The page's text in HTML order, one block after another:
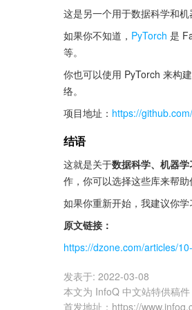
这是另一个用于数据科学和
如果你不知道， PyTorch 是
等。
你也可以使用 PyTorch 来构
络。
项目地址： https://
结语
这就是关于数据科学、机器
作，你可以选择这些库来帮助
如果你重新开始，我建议你
原文链接：
https://dzone.com/articles/
发表于: 2022-03-08
本文为 InfoQ 中文站特供稿件
首发地址 ： https://